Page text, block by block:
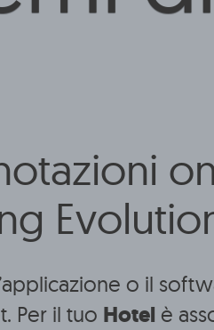
o il
Per il tuo Hotel è